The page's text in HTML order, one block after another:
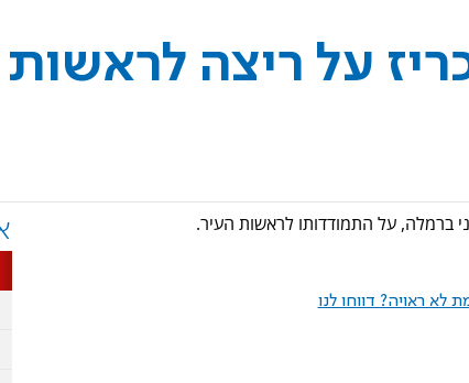
על ריצה לראשות
ברמלה, על התמודדותו לראשות העיר.
לא ראויה? דווחו לנו